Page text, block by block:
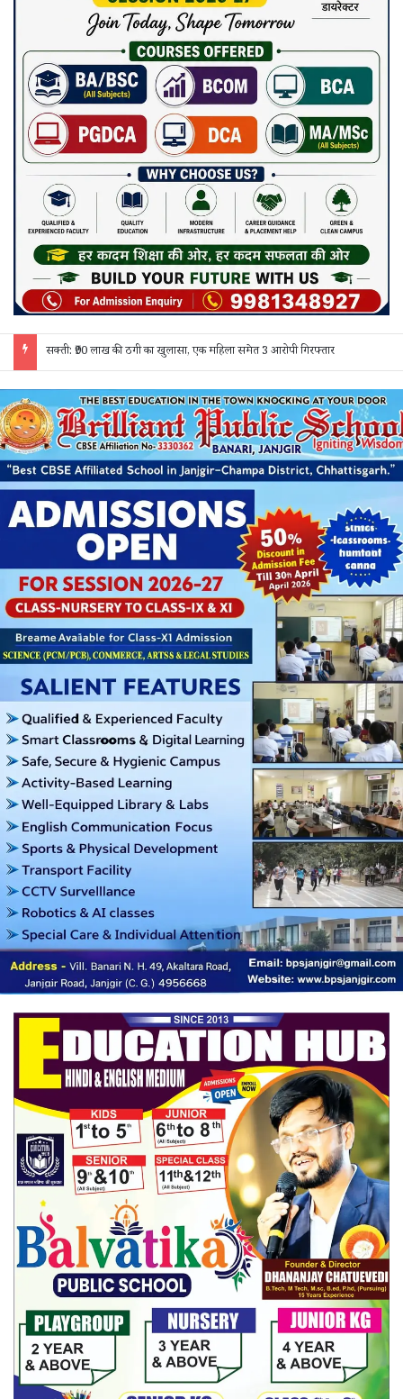
सक्ती: ₹90 लाख की ठगी का खुलासा, एक महिला समेत 3 आरोपी गिरफ्तार